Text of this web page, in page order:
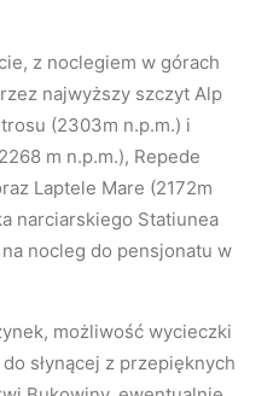
z noclegiem w górach
najwyższy szczyt Alp
(2303m n.p.m.) i
m n.p.m.), Repede
Laptele Mare (2172m
narciarskiego Statiunea
nocleg do pensjonatu w
możliwość wycieczki
słynącej z przepięknych